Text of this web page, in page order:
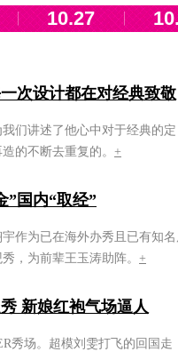
10.27
次设计都在对经典致敬
们讲述了他心中对于经典的定
的不断去重复的。 +
”国内“取经”
作为已在海外办秀且已有知
，为前辈王玉涛助阵。 +
新娘红袍气场逼人
秀场。超模刘雯打飞的回国走